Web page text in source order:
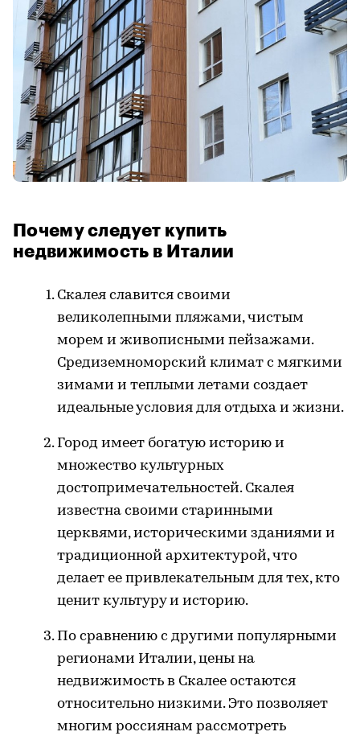
Почему следует купить
недвижимость в Италии
Скалея славится своими
великолепными пляжами, чистым
морем и живописными пейзажами.
Средиземноморский климат с мягкими
зимами и теплыми летами создает
идеальные условия для отдыха и жизни.
Город имеет богатую историю и
множество культурных
достопримечательностей. Скалея
известна своими старинными
церквями, историческими зданиями и
традиционной архитектурой, что
делает ее привлекательным для тех, кто
ценит культуру и историю.
По сравнению с другими популярными
регионами Италии, цены на
недвижимость в Скалее остаются
относительно низкими. Это позволяет
многим россиянам рассмотреть